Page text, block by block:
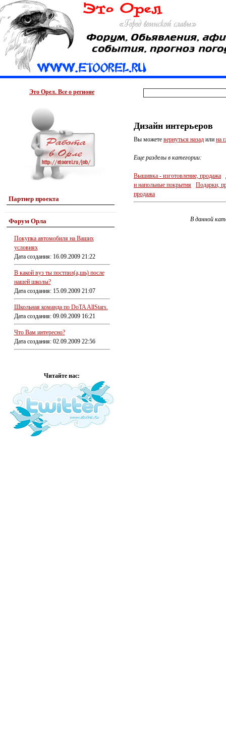
Это Орел. Все о регионе
Партнер проекта
Форум Орла
Покупка автомобиля на Ваших
условиях
Дата создания: 16.09.2009 21:22
В какой вуз ты постпил(а,шь) после
нашей школы?
Дата создания: 15.09.2009 21:07
Школьная команда по DoTA AllStars.
Дата создания: 09.09.2009 16:21
Что Вам интересно?
Дата создания: 02.09.2009 22:56
Читайте нас:
Дизайн интерьеров
Вы можете вернуться назад или на
Еще разделы в категории:
Вышивка - изготовление, продажа
и напольные покрытия
Подарки,
продажа
В данной